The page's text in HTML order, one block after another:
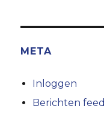
META
Inloggen
Berichten feed